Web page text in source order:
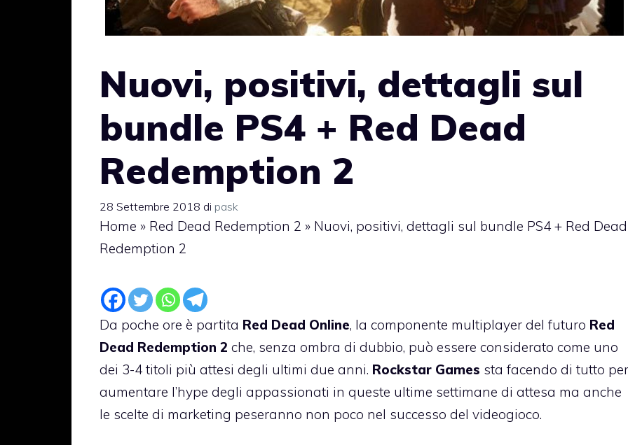
Nuovi, positivi, dettagli sul
bundle PS4 + Red Dead
Redemption 2
28 Settembre 2018 di pask
Home » Red Dead Redemption 2 » Nuovi, positivi, dettagli sul bundle PS4 + Red Dead
Redemption 2
Da poche ore è partita Red Dead Online, la componente multiplayer del futuro Red
Dead Redemption 2 che, senza ombra di dubbio, può essere considerato come uno
dei 3-4 titoli più attesi degli ultimi due anni. Rockstar Games sta facendo di tutto per
aumentare l’hype degli appassionati in queste ultime settimane di attesa ma anche
le scelte di marketing peseranno non poco nel successo del videogioco.